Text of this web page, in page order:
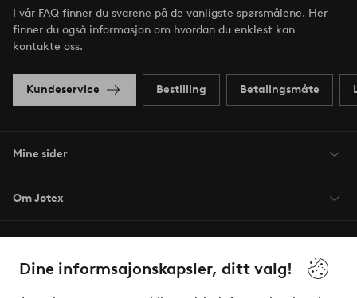
Dine informsajonskapsler, ditt valg!
I vår FAQ finner du svarene på de vanligste spørsmålene. Her
finner du også informasjon om hvordan du enklest kan
kontakte oss.
Kundeservice Bestilling Betalingsmåte
Mine sider
Om Jotex